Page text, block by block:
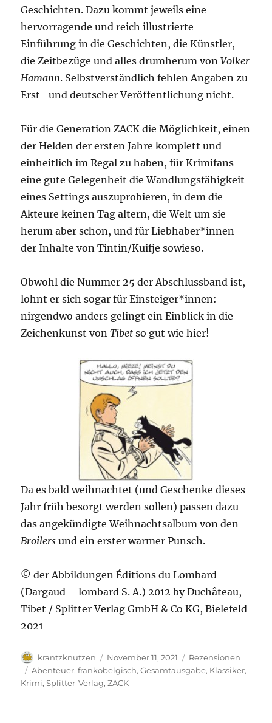
Geschichten. Dazu kommt jeweils eine
hervorragende und reich illustrierte
Einführung in die Geschichten, die Künstler,
die Zeitbezüge und alles drumherum vonVolker
Hamann. Selbstverständlich fehlen Angaben zu
Erst- und deutscher Veröffentlichung nicht.
Für die Generation ZACK die Möglichkeit, einen
der Helden der ersten Jahre komplett und
einheitlich im Regal zu haben, für Krimifans
eine gute Gelegenheit die Wandlungsfähigkeit
eines Settings auszuprobieren, in dem die
Akteure keinen Tag altern, die Welt um sie
herum aber schon, und für Liebhaber*innen
der Inhalte von Tintin/Kuifje sowieso.
Obwohl die Nummer 25 der Abschlussband ist,
lohnt er sich sogar für Einsteiger*innen:
nirgendwo anders gelingt ein Einblick in die
Zeichenkunst vonTibet so gut wie hier!
Da es bald weihnachtet (und Geschenke dieses
Jahr früh besorgt werden sollen) passen dazu
das angekündigte Weihnachtsalbum von den
Broilers und ein erster warmer Punsch.
© der Abbildungen Éditions du Lombard
(Dargaud – lombard S. A.) 2012 by Duchâteau,
Tibet / Splitter Verlag GmbH & Co KG, Bielefeld
2021
Autor
krantzknutzen
Veröffentlicht
am
November 11, 2021 Kategorien
Rezensionen
Schlagwörter
Abenteuer,frankobelgisch,Gesamtausgabe, Klassiker,
Krimi,Splitter-Verlag,ZACK